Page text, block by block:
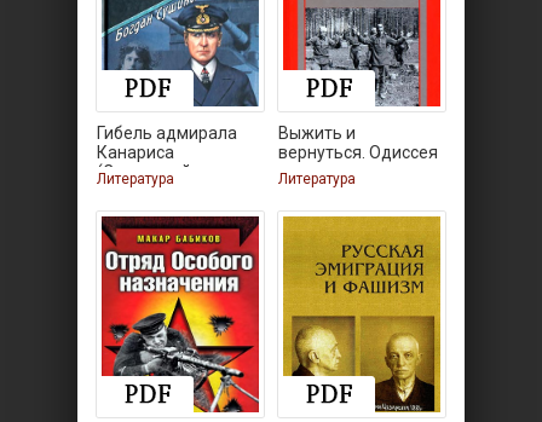
Гибель адмирала
Канариса
(Секретный
Литература
Выжить и
вернуться. Одиссея
советского
Литература